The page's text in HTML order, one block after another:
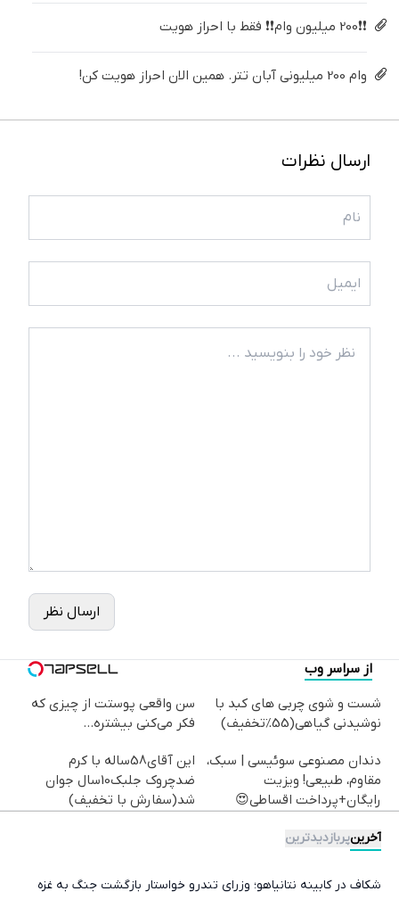
❗❗200 میلیون وام❗❗ فقط با احراز هویت
وام 200 میلیونی آبان تتر. همین الان احراز هویت کن!
ارسال نظرات
ارسال نظر
از سراسر وب
شست و شوی چربی های کبد با
نوشیدنی گیاهی(55%تخفیف)
سن واقعی پوستت از چیزی که
فکر می‌کنی بیشتره...
دندان مصنوعی سوئیسی | سبک،
مقاوم، طبیعی! ویزیت
رایگان+پرداخت اقساطی😍
این آقای58ساله با کرم
ضدچروک جلبک10سال جوان
شد(سفارش با تخفیف)
آخرینپربازدیدترین
شکاف در کابینه نتانیاهو؛ وزرای تندرو خواستار بازگشت جنگ به غزه